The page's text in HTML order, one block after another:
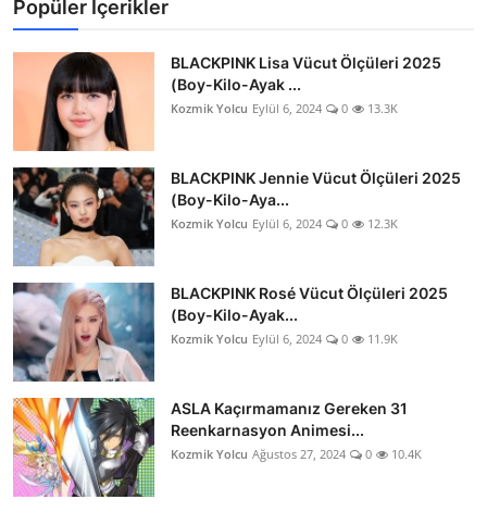
Popüler İçerikler
BLACKPINK Lisa Vücut Ölçüleri 2025
(Boy-Kilo-Ayak ...
Kozmik Yolcu Eylül 6, 2024 0 13.3K
BLACKPINK Jennie Vücut Ölçüleri 2025
(Boy-Kilo-Aya...
Kozmik Yolcu Eylül 6, 2024 0 12.3K
BLACKPINK Rosé Vücut Ölçüleri 2025
(Boy-Kilo-Ayak...
Kozmik Yolcu Eylül 6, 2024 0 11.9K
ASLA Kaçırmamanız Gereken 31
Reenkarnasyon Animesi...
Kozmik Yolcu Ağustos 27, 2024 0 10.4K